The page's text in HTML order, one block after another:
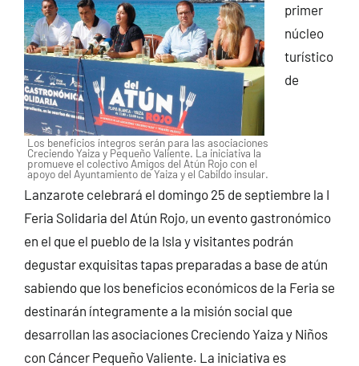
Los beneficios íntegros serán para las asociaciones
Creciendo Yaiza y Pequeño Valiente. La iniciativa la
promueve el colectivo Amigos del Atún Rojo con el
apoyo del Ayuntamiento de Yaiza y el Cabildo insular.
primer
núcleo
turístico
de
Lanzarote celebrará el domingo 25 de septiembre la I
Feria Solidaria del Atún Rojo, un evento gastronómico
en el que el pueblo de la Isla y visitantes podrán
degustar exquisitas tapas preparadas a base de atún
sabiendo que los beneficios económicos de la Feria se
destinarán íntegramente a la misión social que
desarrollan las asociaciones Creciendo Yaiza y Niños
con Cáncer Pequeño Valiente. La iniciativa es